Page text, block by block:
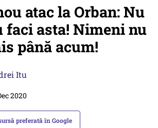
atac la Orban: Nu
faci asta! Nimeni nu
până acum!
Itu
2020
preferată în Google